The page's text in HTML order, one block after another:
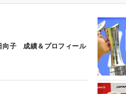
向子 成績＆プロフィール